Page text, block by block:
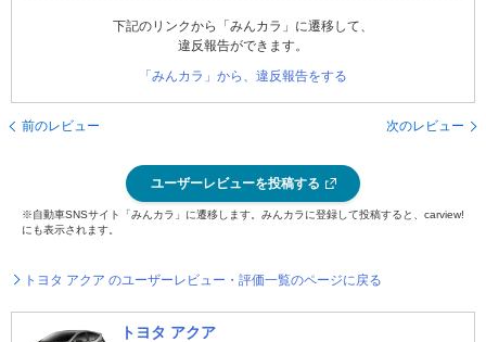
下記のリンクから「みんカラ」に遷移して、
違反報告ができます。
「みんカラ」から、違反報告をする
前のレビュー 次のレビュー
ユーザーレビューを投稿する
※自動車SNSサイト「みんカラ」に遷移します。みんカラに登録して投稿すると、carview!
にも表示されます。
トヨタ アクア のユーザーレビュー・評価一覧のページに戻る
トヨタ アクア